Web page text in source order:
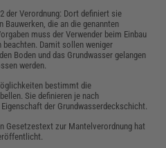
der Verordnung: Dort definiert sie
die an die genannten
muss der Verwender beim Einbau
Damit sollen weniger
Boden und das Grundwasser gelangen
werden.
bestimmt die
Sie definieren je nach
der Grundwasserdeckschicht.
Gesetzestext zur Mantelverordnung hat